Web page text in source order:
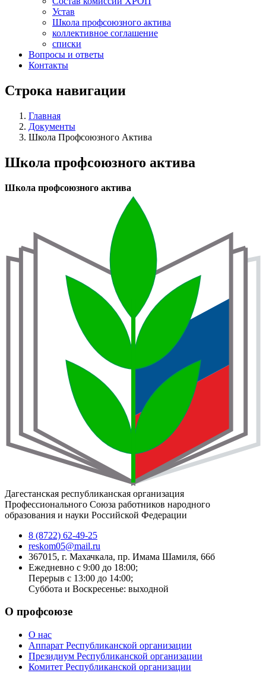
Устав
Школа профсоюзного актива
коллективное соглашение
списки
Вопросы и ответы
Контакты
Строка навигации
Главная
Документы
Школа Профсоюзного Актива
Школа профсоюзного актива
Школа профсоюзного актива
Дагестанская республиканская организация
Профессионального Союза работников народного
образования и науки Российской Федерации
8 (8722) 62-49-25
reskom05@mail.ru
367015, г. Махачкала, пр. Имама Шамиля, 66б
Ежедневно с 9:00 до 18:00;
Перерыв с 13:00 до 14:00;
Суббота и Воскресенье: выходной
О профсоюзе
О нас
Аппарат Республиканской организации
Президиум Республиканской организации
Комитет Республиканской организации